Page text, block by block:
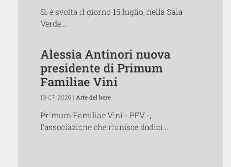
Si è svolta il giorno 15 luglio, nella Sala
Verde...
Alessia Antinori nuova
presidente di Primum
Familiae Vini
13-07-2026 | Arte del bere
Primum Familiae Vini - PFV -,
l’associazione che riunisce dodici...